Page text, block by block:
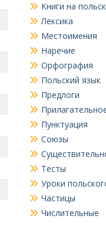
Книги на
Лексика
Местоимения
Наречие
Орфография
Польский язык
Предлоги
Пунктуация
Союзы
Тесты
Уроки
Частицы
Числительные